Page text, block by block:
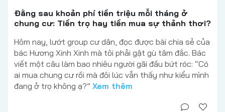
Đằng sau khoản phí tiền triệu mỗi tháng ở
chung cư: Tiền trọ hay tiền mua sự thảnh thơi?
Hôm nay, lướt group cư dân, đọc được bài chia sẻ của
bác Hương Xinh Xinh mà tôi phải gật gù tâm đắc. Bác
viết một câu làm bao nhiêu người gãi đầu bứt róc: “Có
ai mua chung cư rồi mà đôi lúc vẫn thấy như kiểu mình
đang ở trọ không ạ?” Xem thêm